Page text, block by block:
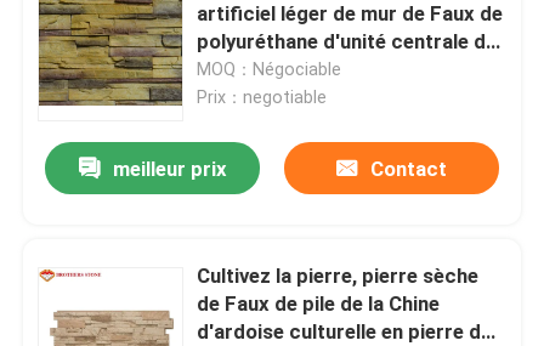
Produits
À propos de nous
Visite de l'usine
Nous contacter
artificiel léger de mur de Faux de
polyuréthane d'unité centrale du
panneau 3D de PVC
MOQ：Négociable
Prix：negotiable
meilleur prix Contact
Cultivez la pierre, pierre sèche
de Faux de pile de la Chine
d'ardoise culturelle en pierre de